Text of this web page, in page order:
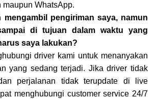
WhatsApp.
mengambil pengiriman saya, namun
di tujuan dalam waktu yang
saya lakukan?
driver kami untuk menanyakan
yang sedang terjadi. Jika driver tidak
perjalanan tidak terupdate di live
menghubungi customer service 24/7